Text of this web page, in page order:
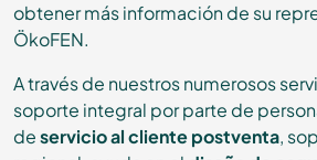
obtener más información de su
ÖkoFEN.
A través de nuestros numerosos
soporte integral por parte de
deservicio al cliente postventa,